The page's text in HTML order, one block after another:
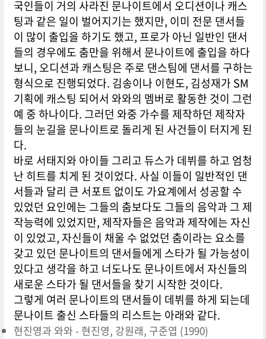
국인들이 거의 사라진 문나이트에서 오디션이나 캐스
팅과 같은 일이 벌어지기는 했지만, 이미 전문 댄서들
이 많이 출입을 하기도 했고, 프로가 아닌 일반인 댄서
들의 경우에도 춤만을 위해서 문나이트에 출입을 하다
보니, 오디션과 캐스팅은 주로 댄스팀에 댄서를 구하는
형식으로 진행되었다. 김송이나 이현도, 김성재가 SM
기획에 캐스팅 되어서 와와의 멤버로 활동한 것이 그런
예 중 하나이다. 그러던 와중 가수를 제작하던 제작자
들의 눈길을 문나이트로 돌리게 된 사건들이 터지게 된
다.
바로 서태지와 아이들 그리고 듀스가 데뷔를 하고 엄청
난 히트를 치게 된 것이었다. 사실 이들이 일반적인 댄
서들과 달리 큰 서포트 없이도 가요계에서 성공할 수
있었던 요인에는 그들의 춤보다도 그들의 음악과 그 제
작능력에 있었지만, 제작자들은 음악과 제작에는 자신
이 있었고, 자신들이 채울 수 없었던 춤이라는 요소를
갖고 있던 문나이트의 댄서들에게 스타가 될 가능성이
있다고 생각을 하고 너도나도 문나이트에서 자신들의
새로운 스타가 될 댄서들을 찾기 시작한 것이다.
그렇게 여러 문나이트의 댄서들이 데뷔를 하게 되는데
문나이트 출신 스타들의 리스트는 아래와 같다.
현진영과 와와 - 현진영, 강원래, 구준엽 (1990)